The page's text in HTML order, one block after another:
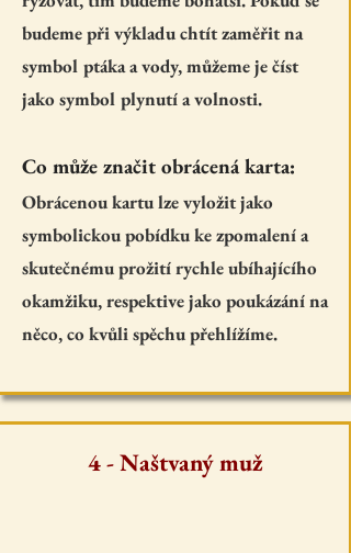
budeme při výkladu chtít zaměřit na
symbol ptáka a vody, můžeme je číst
jako symbol plynutí a volnosti.
Co může značit obrácená karta:
Obrácenou kartu lze vyložit jako
symbolickou pobídku ke zpomalení a
skutečnému prožití rychle ubíhajícího
okamžiku, respektive jako poukázání na
něco, co kvůli spěchu přehlížíme.
4 - Naštvaný muž